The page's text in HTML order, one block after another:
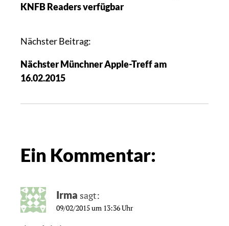
KNFB Readers verfügbar
Nächster Beitrag:
Nächster Münchner Apple-Treff am
16.02.2015
Ein Kommentar:
Irma sagt:
09/02/2015 um 13:36 Uhr